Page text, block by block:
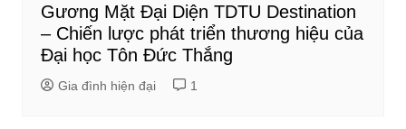
Gương Mặt Đại Diện TDTU Destination
– Chiến lược phát triển thương hiệu của
Đại học Tôn Đức Thắng
Gia đình hiện đại 1